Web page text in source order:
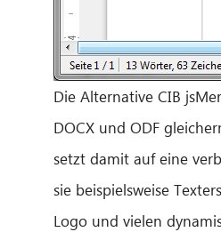
Die Alternative CIB
DOCX und ODF
setzt damit auf eine
sie beispielsweise
Logo und vielen